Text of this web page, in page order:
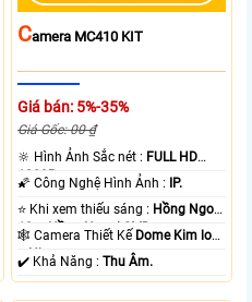
CAmera MC410 KIT
Giá bán: 5%-35%
Giá Gốc: 00 ₫
🔆 Hình Ảnh Sắc nét : FULL HD
1080P .
🌠 Công Nghệ Hình Ảnh :
IP.
⭐ Khi xem thiếu sáng : Hồng Ngoại
10m Hồng Ngoại SMD.
🕸️ Camera Thiết Kế Dome Kim loại
+ Nhựa.
️✔️ Khả Năng :Thu Âm.